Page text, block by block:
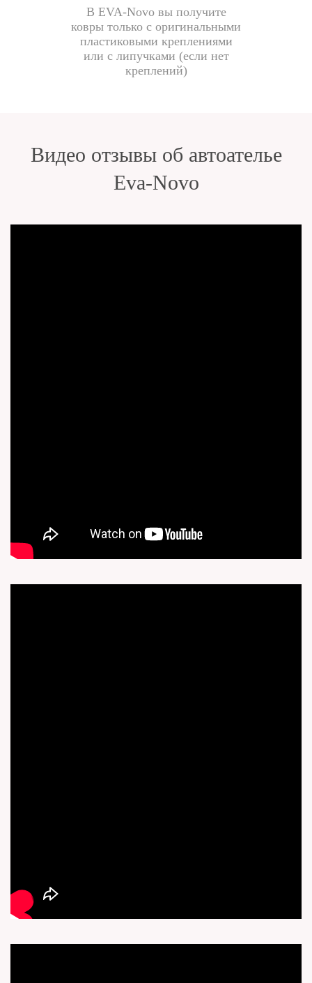
В EVA-Novo вы получите
ковры только с оригинальными
пластиковыми креплениями
или с липучками (если нет
креплений)
Видео отзывы об автоателье
Eva-Novo